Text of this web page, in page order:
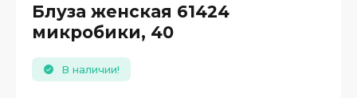
Блуза женская 61424
микробики, 40
В наличии!